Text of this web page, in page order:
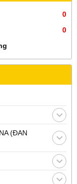
0
0
(ĐAN